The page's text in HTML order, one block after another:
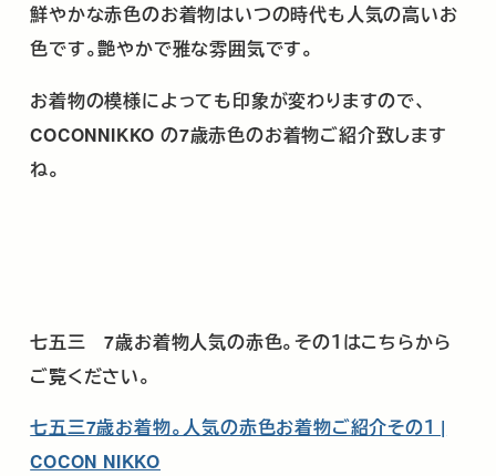
鮮やかな赤色のお着物はいつの時代も人気の高いお
色です。艶やかで雅な雰囲気です。
お着物の模様によっても印象が変わりますので､
COCONNIKKO の7歳赤色のお着物ご紹介致します
ね。
七五三 7歳お着物人気の赤色。その１はこちらから
ご覧ください。
七五三7歳お着物。人気の赤色お着物ご紹介その１ |
COCON NIKKO